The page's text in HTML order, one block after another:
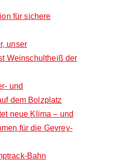
für sichere
unser
Weinschultheiß der
und
dem Bolzplatz
neue Klima – und
für die Gevrey-
Bahn